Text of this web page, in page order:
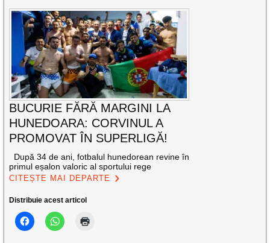
BUCURIE FĂRĂ MARGINI LA
HUNEDOARA: CORVINUL A
PROMOVAT ÎN SUPERLIGĂ!
După 34 de ani, fotbalul hunedorean revine în
primul eșalon valoric al sportului rege
CITEȘTE MAI DEPARTE
Distribuie acest articol